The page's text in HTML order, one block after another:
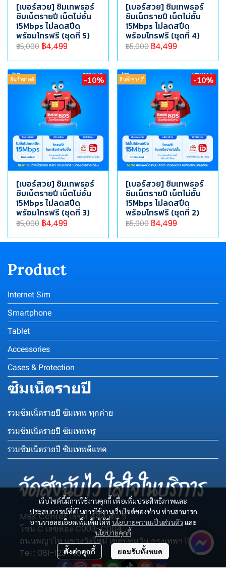
[เบอร์สวย] ซิมเทพธอร์
ซิมเน็ตรายปี เน็ตไม่อั้น
15Mbps ไม่ลดสปีด
พร้อมโทรฟรี (ชุดที่ 5)
฿5,000 ฿4,499
[เบอร์สวย] ซิมเทพธอร์
ซิมเน็ตรายปี เน็ตไม่อั้น
15Mbps ไม่ลดสปีด
พร้อมโทรฟรี (ชุดที่ 4)
฿5,000 ฿4,499
สินค้าขายดี -10%
[เบอร์สวย] ซิมเทพธอร์
ซิมเน็ตรายปี เน็ตไม่อั้น
15Mbps ไม่ลดสปีด
พร้อมโทรฟรี (ชุดที่ 3)
฿5,000 ฿4,499
สินค้าขายดี -10%
[เบอร์สวย] ซิมเทพธอร์
ซิมเน็ตรายปี เน็ตไม่อั้น
15Mbps ไม่ลดสปีด
พร้อมโทรฟรี (ชุดที่ 2)
฿5,000 ฿4,499
เว็บไซต์นี้มีการใช้งานคุกกี้ เพื่อเพิ่มประสิทธิภาพและ
ประสบการณ์ที่ดีในการใช้งานเว็บไซต์ของท่าน ท่านสามารถ
อ่านรายละเอียดเพิ่มเติมได้ที่นโยบายความเป็นส่วนตัว และ
นโยบายคุกกี้
ตั้งค่าคุกกี้ ยอมรับทั้งหมด
Product
Internet Sim
Smartphone
Tablet
Accessories
Cases & Protection
ซิมเน็ตรายปี
รวมซิมเน็ตรายปี ซิมเทพ ทุกค่าย
รวมซิมเน็ตรายปี ซิมเทพทรู
รวมซิมเน็ตรายปี ซิมเทพดีแทค
MBK Center เลขที่ 444 ชั้น 5
โซน C เลขห้อง C003-C004
ถนนพญาไท แขวงวังใหม่ เขตปทุมวัน กรุงเทพฯ 10330
Tel : 081-123-4577